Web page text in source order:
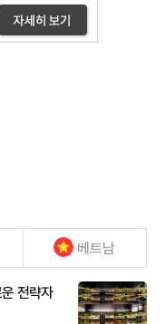
베트남
전략자